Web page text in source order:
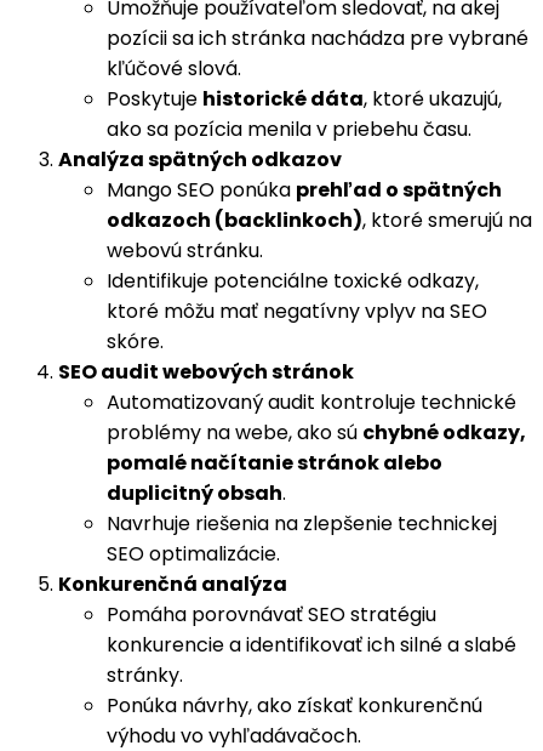
Umožňuje používateľom sledovať, na akej
pozícii sa ich stránka nachádza pre vybrané
kľúčové slová.
Poskytuje historické dáta, ktoré ukazujú,
ako sa pozícia menila v priebehu času.
Analýza spätných odkazov
Mango SEO ponúka prehľad o spätných
odkazoch (backlinkoch), ktoré smerujú na
webovú stránku.
Identifikuje potenciálne toxické odkazy,
ktoré môžu mať negatívny vplyv na SEO
skóre.
SEO audit webových stránok
Automatizovaný audit kontroluje technické
problémy na webe, ako sú chybné odkazy,
pomalé načítanie stránok alebo
duplicitný obsah.
Navrhuje riešenia na zlepšenie technickej
SEO optimalizácie.
Konkurenčná analýza
Pomáha porovnávať SEO stratégiu
konkurencie a identifikovať ich silné a slabé
stránky.
Ponúka návrhy, ako získať konkurenčnú
výhodu vo vyhľadávačoch.